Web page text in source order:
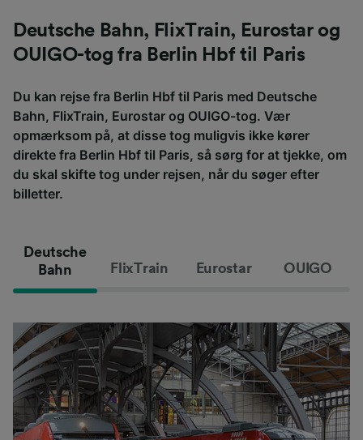
Deutsche Bahn, FlixTrain, Eurostar og
OUIGO-tog fra Berlin Hbf til Paris
Du kan rejse fra Berlin Hbf til Paris med Deutsche
Bahn, FlixTrain, Eurostar og OUIGO-tog. Vær
opmærksom på, at disse tog muligvis ikke kører
direkte fra Berlin Hbf til Paris, så sørg for at tjekke, om
du skal skifte tog under rejsen, når du søger efter
billetter.
Deutsche
Bahn
FlixTrain Eurostar OUIGO